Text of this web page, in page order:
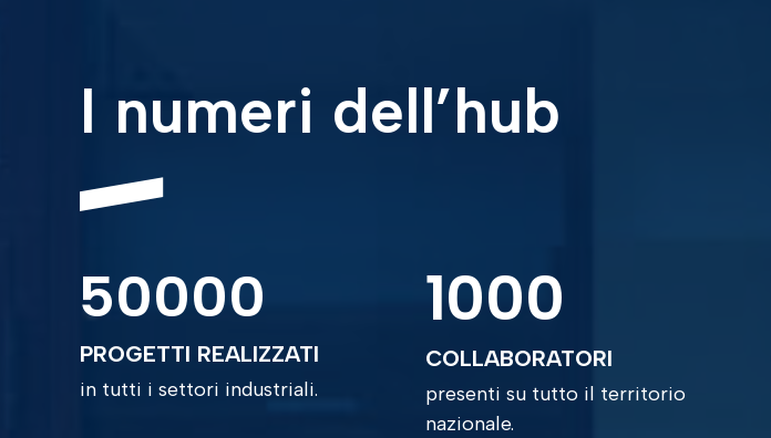
I numeri dell’hub
50000
PROGETTI REALIZZATI
in tutti i settori industriali.
1000
COLLABORATORI
presenti su tutto il territorio
nazionale.